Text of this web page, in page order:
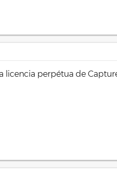
licencia perpétua de